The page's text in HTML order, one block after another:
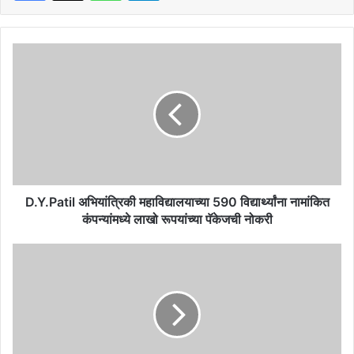
रूपयांच्या
पॅकेजची
D.Y.Patil अभियांत्रिकी महाविद्यालयाच्या 590 विद्यार्थ्यांना नामांकित
कंपन्यांमध्ये लाखो रूपयांच्या पॅकेजची नोकरी